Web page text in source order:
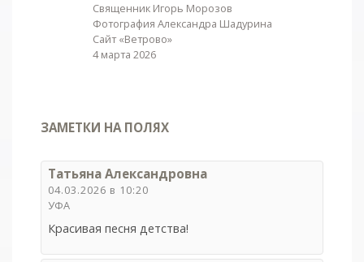
Священник Игорь Морозов
Фотография Александра Шадурина
Сайт «Ветрово»
4 марта 2026
ЗАМЕТКИ НА ПОЛЯХ
Татьяна Александровна
04.03.2026 в 10:20
УФА
Красивая песня детства!